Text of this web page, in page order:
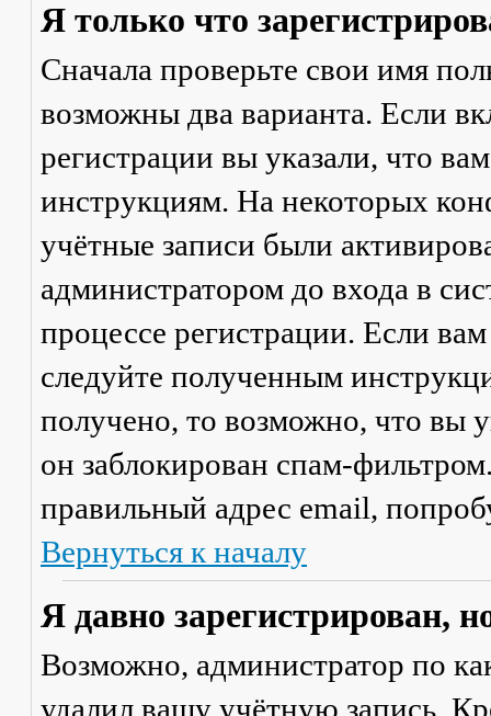
Я только что
Сначала проверьте свои имя
возможны два варианта. Если
регистрации вы указали, что
инструкциям. На некоторых
учётные записи были
администратором до входа в
процессе регистрации. Если
следуйте полученным
получено, то возможно, что вы
он заблокирован спам-
правильный адрес email,
Вернуться к началу
Я давно зарегистрирован,
Возможно, администратор по
удалил вашу учётную запись.